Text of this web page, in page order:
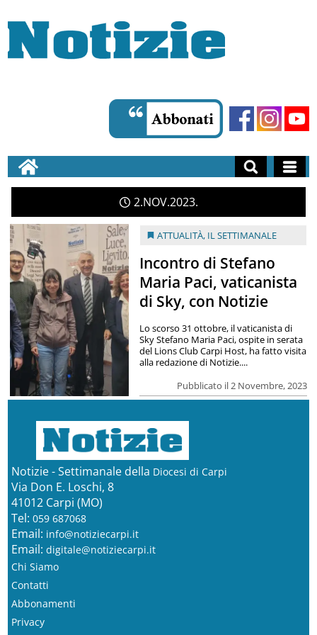
2 NOV 2023
ATTUALITÀ, IL SETTIMANALE
Incontro di Stefano
Maria Paci, vaticanista
di Sky, con Notizie
Pubblicato il 2 Novembre, 2023
Lo scorso 31 ottobre, il vaticanista di
Sky Stefano Maria Paci, ospite in serata
del Lions Club Carpi Host, ha fatto visita
alla redazione di Notizie....
Notizie - Settimanale della Diocesi di Carpi
Via Don E. Loschi, 8
41012 Carpi (MO)
Tel: 059 687068
Email: info@notiziecarpi.it
Email: digitale@notiziecarpi.it
Chi Siamo
Contatti
Abbonamenti
Privacy